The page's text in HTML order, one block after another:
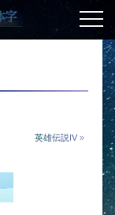
字
英雄伝説IV »